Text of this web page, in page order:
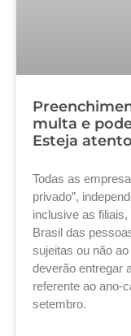
multa e
Esteja
Todas as
privado”,
inclusive as
Brasil das
sujeitas ou não
deverão entregar
referente ao ano-
setembro.